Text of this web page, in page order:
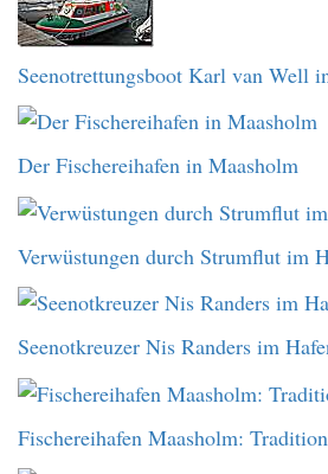
Seenotrettungsboot Karl van Well
Der Fischereihafen in Maasholm
Verwüstungen durch Strumflut im
Seenotkreuzer Nis Randers im
Fischereihafen Maasholm: